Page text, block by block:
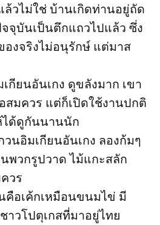
ล้วไม่ใช่ บ้านเกิดท่านอยู่ถัด
จุบันเป็นตึกแถวไปแล้ว ซึ่ง
องจริงไม่อนุรักษ์ แต่มาส
กียนอันเกง ดูขลังมาก เขา
สมควร แต่ก็เปิดใช้งานปกติ
ได้ดูกันนานนัก
วนอิมเกียนอันเกง ลองก้มๆ
นพวกรูปวาด ไม้แกะสลัก
วร
คือเค้กเหมือนขนมไข่ มี
าวโปตุเกสที่มาอยู่ไทย